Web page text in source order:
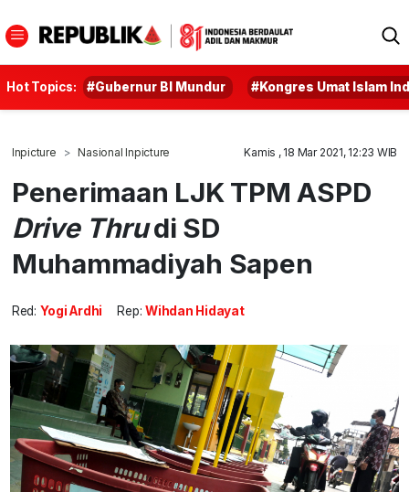
Hot Topics: #Gubernur BI Mundur #Kongres Umat Islam
Inpicture Nasional Inpicture Kamis , 18 Mar 2021, 12:23 WIB
Penerimaan LJK TPM ASPD
Drive Thrudi SD
Muhammadiyah Sapen
Red: Yogi Ardhi Rep: Wihdan Hidayat